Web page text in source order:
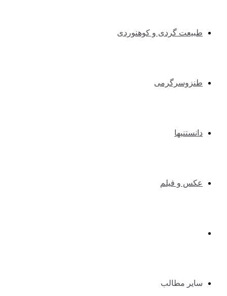
طبیعت گردی و کوهنوردی
طنزوسرگرمی
دانستنیها
عکس و فیلم
سایر مطالب